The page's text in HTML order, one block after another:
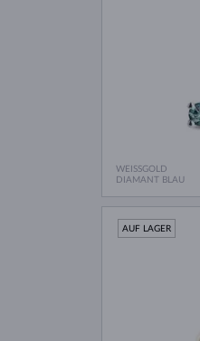
WEISSGOLD
DIAMANT BLAU
AUF LAGER